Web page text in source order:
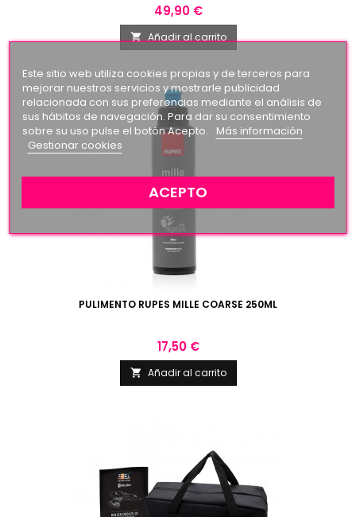
Precio
49,90 €
 Añadir al carrito
PULIMENTO RUPES MILLE COARSE 250ML
Precio
17,50 €
 Añadir al carrito
Este sitio web utiliza cookies propias y de terceros para
mejorar nuestros servicios y mostrarle publicidad
relacionada con sus preferencias mediante el análisis de
sus hábitos de navegación. Para dar su consentimiento
sobre su uso pulse el botón Acepto.
Más información
Gestionar cookies
ACEPTO